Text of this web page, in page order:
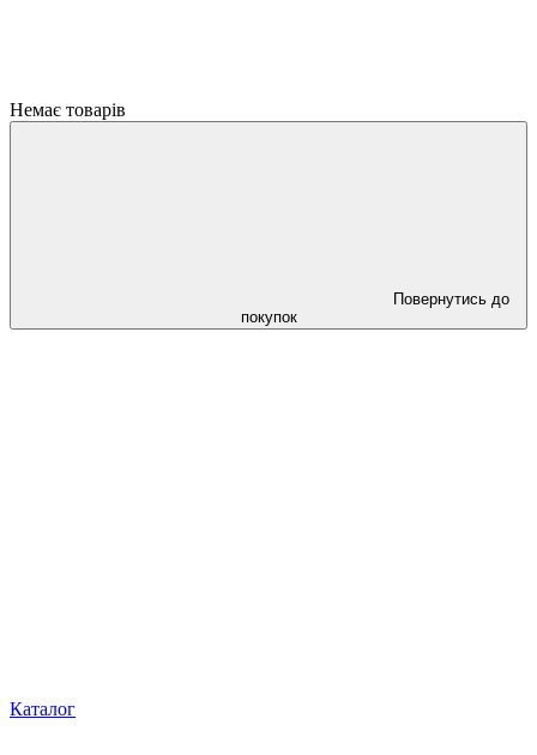
Немає товарів
Повернутись до
покупок
Каталог